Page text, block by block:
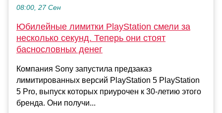
08:00, 27 Сен
Юбилейные лимитки PlayStation смели за
несколько секунд. Теперь они стоят
баснословных денег
Компания Sony запустила предзаказ
лимитированных версий PlayStation 5 PlayStation
5 Pro, выпуск которых приурочен к 30-летию этого
бренда. Они получи...